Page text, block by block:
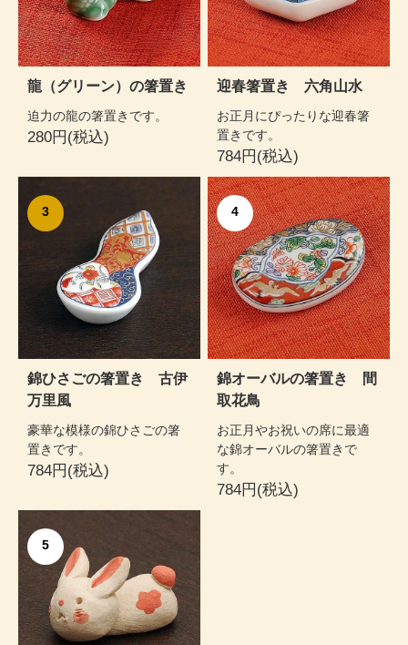
龍（グリーン）の箸置き
迫力の龍の箸置きです。
280円(税込)
迎春箸置き 六角山水
お正月にぴったりな迎春箸
置きです。
784円(税込)
3
錦ひさごの箸置き 古伊
万里風
豪華な模様の錦ひさごの箸
置きです。
784円(税込)
4
錦オーバルの箸置き 間
取花鳥
お正月やお祝いの席に最適
な錦オーバルの箸置きで
す。
784円(税込)
5